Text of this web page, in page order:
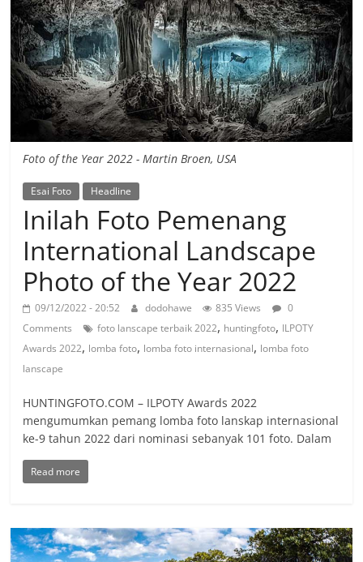
Foto of the Year 2022 - Martin Broen, USA
Esai Foto Headline
Inilah Foto Pemenang
International Landscape
Photo of the Year 2022
09/12/2022 - 20:52 dodohawe 835 Views
0
Comments
foto lanscape terbaik 2022, huntingfoto, ILPOTY
Awards 2022, lomba foto, lomba foto internasional, lomba foto
lanscape
HUNTINGFOTO.COM – ILPOTY Awards 2022
mengumumkan pemang lomba foto lanskap internasional
ke-9 tahun 2022 dari nominasi sebanyak 101 foto. Dalam
Read more